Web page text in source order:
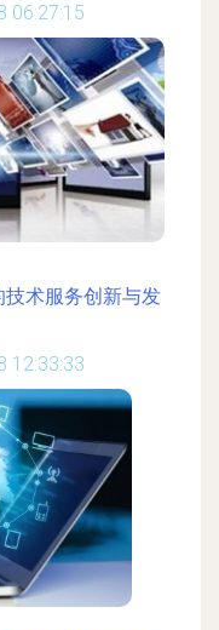
06:27:15
术服务创新与发
12:33:33